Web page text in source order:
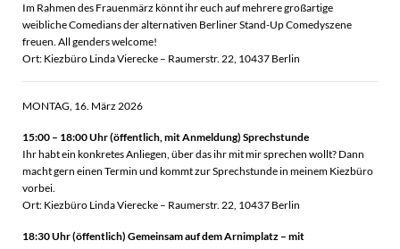
Im Rahmen des Frauenmärz könnt ihr euch auf mehrere großartige
weibliche Comedians der alternativen Berliner Stand-Up Comedyszene
freuen. All genders welcome!
Ort: Kiezbüro Linda Vierecke – Raumerstr. 22, 10437 Berlin
MONTAG, 16. März 2026
15:00 – 18:00 Uhr (öffentlich, mit Anmeldung) Sprechstunde
Ihr habt ein konkretes Anliegen, über das ihr mit mir sprechen wollt? Dann
macht gern einen Termin und kommt zur Sprechstunde in meinem Kiezbüro
vorbei.
Ort: Kiezbüro Linda Vierecke – Raumerstr. 22, 10437 Berlin
18:30 Uhr (öffentlich) Gemeinsam auf dem Arnimplatz – mit